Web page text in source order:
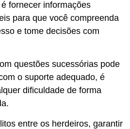
fornecer informações
para que você compreenda
e tome decisões com
questões sucessórias pode
o suporte adequado, é
dificuldade de forma
entre os herdeiros, garantir